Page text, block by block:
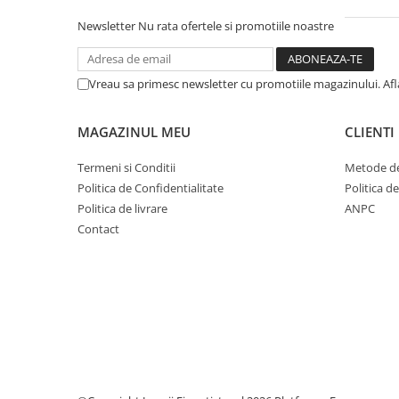
Caiete mecanice
Clipboard-uri
Dosare Carton
Dosare Plastic
Penare cu doua compartimente
Penare cu trei compartimente
Penare cu un compartiment
Newsletter Nu rata ofertele si promotiile noastre
Vreau sa primesc newsletter cu promotiile magazinului.
MAGAZINUL MEU
Termeni si Conditii
Politica de Confidentialitate
Politica de livrare
Contact
CLIENTI
Metode
Politica
ANPC